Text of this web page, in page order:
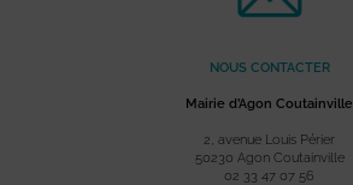
NOUS CONTACTER
Mairie d’Agon Coutainville
2, avenue Louis Périer
50230 Agon Coutainville
02 33 47 07 56